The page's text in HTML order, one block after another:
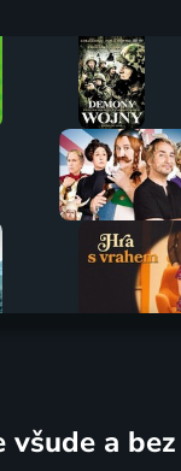
všude a